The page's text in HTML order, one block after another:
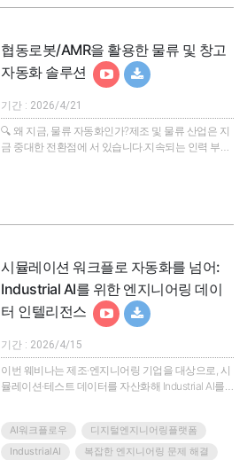
기술 담론을 넘어, 산업 현장의 실제 문제 해결을 ..
협동로봇/AMR을 활용한 물류 및 창고
자동화 솔루션
기간 : 2026/4/21
🔍 왜 지금, 물류 자동화인가?제조 및 물류 산업은 지
금 중대한 전환점에 서 있습니다.지속되는 인력 부족,
반의 자동화입니다.특히 Universal Robots의 협동로
자동화 대안으로 떠오르고 있습니다...
시뮬레이션 워크플로 자동화를 넘어:
Industrial AI를 위한 엔지니어링 데이
터 인텔리전스
기간 : 2026/4/15
이번 웨비나는 제조·엔지니어링 기업을 대상으로, 시
뮬레이션·테스트 데이터를 자산화해 Industrial AI를
된 Rescale의 디지털 엔지니어링 플랫폼 비전을 바
탕으로, Data Intelligence·AI Physics·Agentic
AI워크플로우
디지털엔지니어링플랫폼
IndustrialAI
복잡한 엔지니어링 문제 해결